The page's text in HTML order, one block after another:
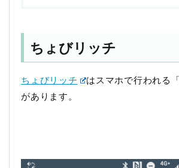
ちょびリッチ
ちょびリッチ はスマホで行われる「
があります。